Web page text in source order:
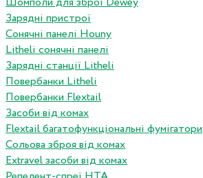
Зарядні пристрої
Сонячні панелі Houny
Litheli сонячні панелі
Зарядні станції Litheli
Повербанки Litheli
Повербанки Flextail
Засоби від комах
Flextail багатофункціональні фумігатори
Сольова зброя від комах
Extravel засоби від комах